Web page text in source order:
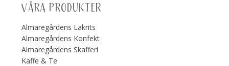
VÅRA PRODUKTER
Almaregårdens Lakrits
Almaregårdens Konfekt
Almaregårdens Skafferi
Kaffe & Te